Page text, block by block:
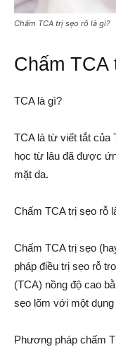
Chấm TCA trị sẹo rỗ là gì?
Chấm TCA
TCA là gì?
TCA là từ viết tắt của
học từ lâu đã được
mặt da.
Chấm TCA trị sẹo rỗ
Chấm TCA trị sẹo
pháp điều trị sẹo rỗ
(TCA) nồng độ cao
sẹo lõm với một dụng
Phương pháp chấm